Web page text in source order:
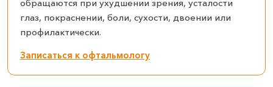
обращаются при ухудшении зрения, усталости
глаз, покраснении, боли, сухости, двоении или
профилактически.
Записаться к офтальмологу